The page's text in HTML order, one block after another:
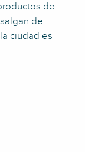
de
de
ciudad es